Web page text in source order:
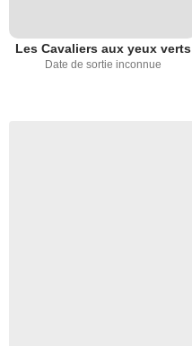
Les Cavaliers aux yeux verts
Date de sortie inconnue